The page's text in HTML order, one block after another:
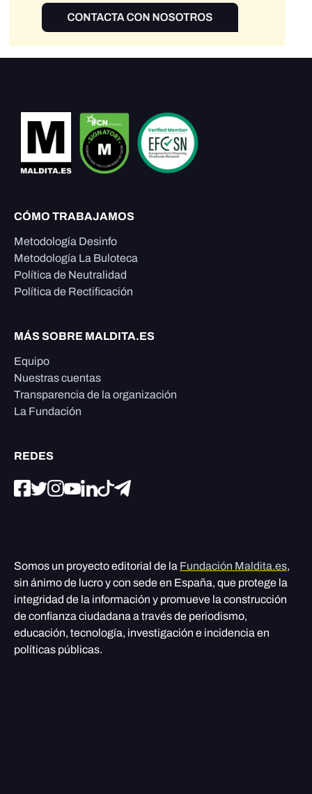
CÓMO TRABAJAMOS
Metodología Desinfo
Metodología La Buloteca
Política de Neutralidad
Política de Rectificación
MÁS SOBRE MALDITA.ES
Equipo
Nuestras cuentas
Transparencia de la organización
La Fundación
REDES
Somos un proyecto editorial de la Fundación Maldita.es,
sin ánimo de lucro y con sede en España, que protege la
integridad de la información y promueve la construcción
de confianza ciudadana a través de periodismo,
educación, tecnología, investigación e incidencia en
políticas públicas.